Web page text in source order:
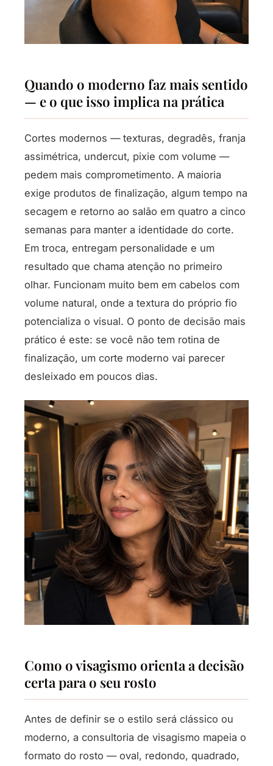
Quando o moderno faz mais sentido
— e o que isso implica na prática
Cortes modernos — texturas, degradês, franja
assimétrica, undercut, pixie com volume —
pedem mais comprometimento. A maioria
exige produtos de finalização, algum tempo na
secagem e retorno ao salão em quatro a cinco
semanas para manter a identidade do corte.
Em troca, entregam personalidade e um
resultado que chama atenção no primeiro
olhar. Funcionam muito bem em cabelos com
volume natural, onde a textura do próprio fio
potencializa o visual. O ponto de decisão mais
prático é este: se você não tem rotina de
finalização, um corte moderno vai parecer
desleixado em poucos dias.
Como o visagismo orienta a decisão
certa para o seu rosto
Antes de definir se o estilo será clássico ou
moderno, a consultoria de visagismo mapeia o
formato do rosto — oval, redondo, quadrado,